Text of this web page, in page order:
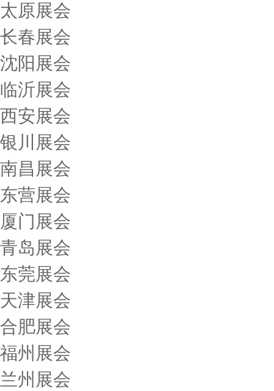
太原展会
长春展会
沈阳展会
临沂展会
西安展会
银川展会
南昌展会
东营展会
厦门展会
青岛展会
东莞展会
天津展会
合肥展会
福州展会
兰州展会